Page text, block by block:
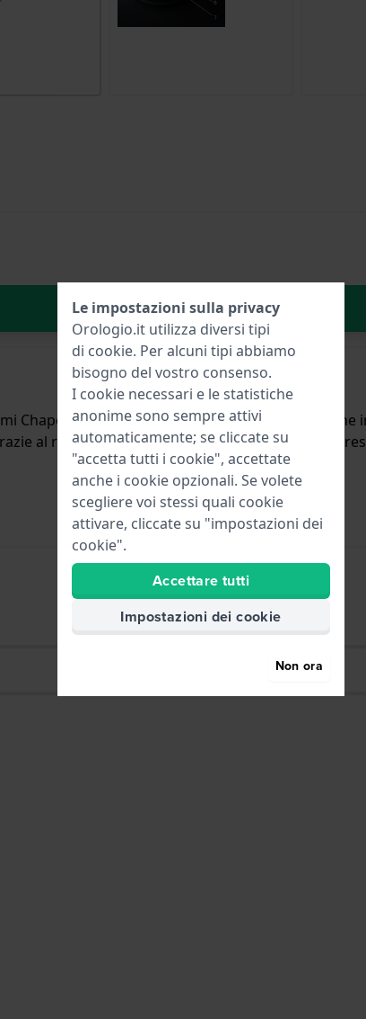
Aggiungi al carrello
Chaperon le rende protettive e durevoli, oltre
al rivestimento di alta qualità, la protezione è
e un panno per la lucidatura.
Le impostazioni sulla privacy
Orologio.it utilizza diversi tipi
di cookie. Per alcuni tipi abbiamo
bisogno del vostro consenso.
I cookie necessari e le statistiche
anonime sono sempre attivi
automaticamente; se cliccate su
"accetta tutti i cookie", accettate
anche i cookie opzionali. Se volete
scegliere voi stessi quali cookie
attivare, cliccate su "impostazioni dei
cookie".
Accettare tutti
Impostazioni dei cookie
Non ora